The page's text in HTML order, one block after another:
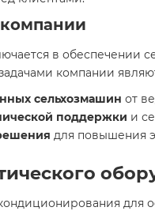
в обеспечении
компании
сельхозмашин от
поддержки и
для повышения
для